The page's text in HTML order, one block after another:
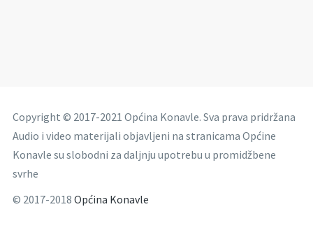
Copyright © 2017-2021 Općina Konavle. Sva prava pridržana
Audio i video materijali objavljeni na stranicama Općine
Konavle su slobodni za daljnju upotrebu u promidžbene
svrhe
© 2017-2018 Općina Konavle